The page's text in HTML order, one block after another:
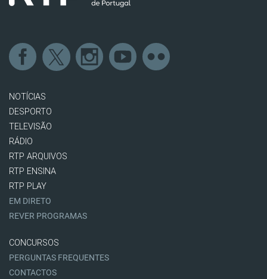
NOTÍCIAS
DESPORTO
TELEVISÃO
RÁDIO
RTP ARQUIVOS
RTP ENSINA
RTP PLAY
EM DIRETO
REVER PROGRAMAS
CONCURSOS
PERGUNTAS FREQUENTES
CONTACTOS